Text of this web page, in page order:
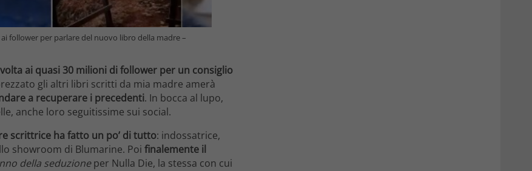
follower per parlare del nuovo libro della madre –
ai quasi 30 milioni di follower per un consiglio
gli altri libri scritti da mia madre amerà
a recuperare i precedenti. In bocca al lupo,
anche loro seguitissime sui social.
scrittrice ha fatto un po’ di tutto: indossatrice,
showroom di Blumarine. Poi finalemente il
della seduzioneper Nulla Die, la stessa con cui